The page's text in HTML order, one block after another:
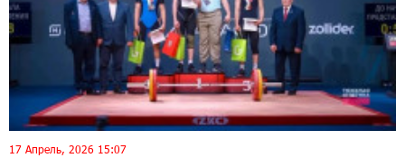
17 Апрель, 2026 15:07